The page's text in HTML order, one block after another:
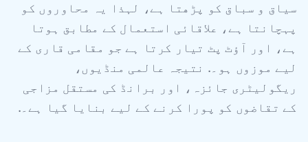
سیاق و سباق کو پڑھتا ہے، لہذا یہ محاوروں کو
پہچانتا ہے، علاقائی استعمال کے مطابق ہوتا
ہے، اور آؤٹ پٹ تیار کرتا ہے جو مقامی قاری کے
لیے موزوں ہو۔. نتیجہ عالمی منڈیوں،
ریگولیٹری جائزہ، اور برانڈ کی مستقل مزاجی
کے تقاضوں کو پورا کرنے کے لیے بنایا گیا ہے۔.